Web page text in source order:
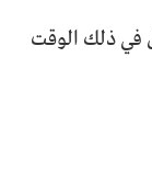
في ذلك الوقت